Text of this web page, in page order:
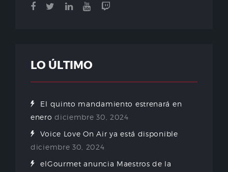
LO ÚLTIMO
El quinto mandamiento estrenará en
enero diciembre 30, 2024
Voice Love On Air ya está disponible
diciembre 30, 2024
elGourmet anuncia Maestros de la